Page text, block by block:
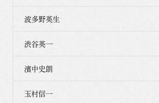
波多野英生
渋谷英一
濱中史朗
玉村信一